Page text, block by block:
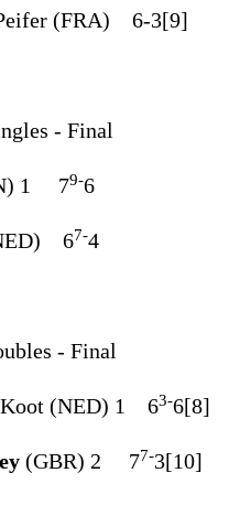
(FRA) 6-3[9]
- Final
1 79-6
67-4
- Final
Koot (NED) 1 63-6[8]
(GBR) 2 77-3[10]